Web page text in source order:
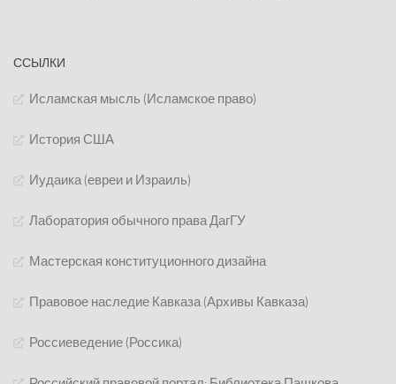
ССЫЛКИ
Исламская мысль (Исламское право)
История США
Иудаика (евреи и Израиль)
Лаборатория обычного права ДагГУ
Мастерская конституционного дизайна
Правовое наследие Кавказа (Архивы Кавказа)
Россиеведение (Россика)